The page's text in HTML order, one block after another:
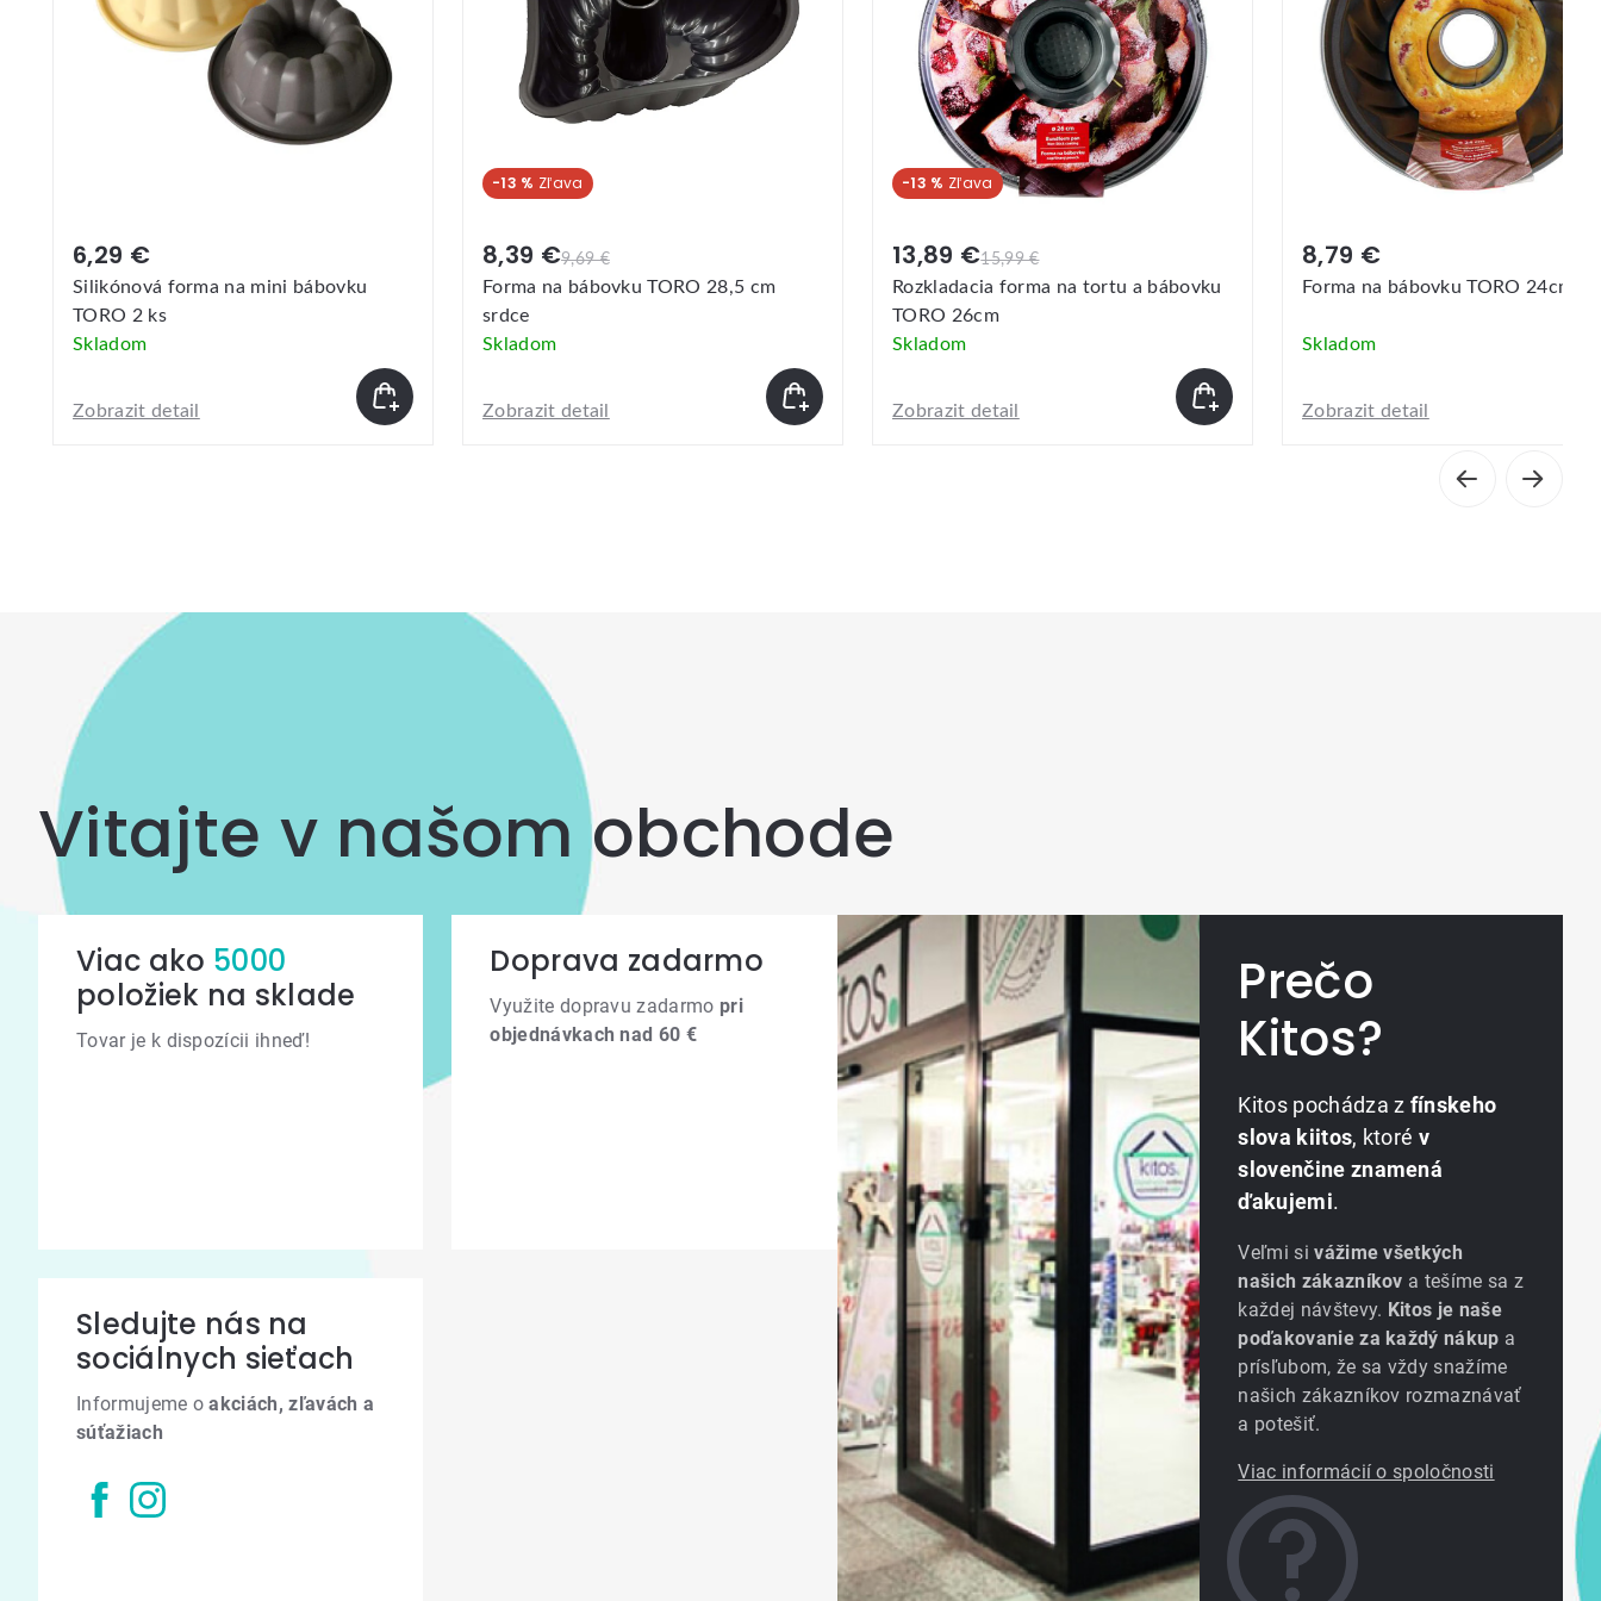
6,29 €
Silikónová forma na mini bábovku
TORO 2 ks
Skladom
Zobrazit detail
-13 %
9,69 €
8,39 €
Forma na bábovku TORO 28,5 cm
srdce
Skladom
Zobrazit detail
-13 %
15,99 €
13,89 €
Rozkladacia forma na tortu a bábovku
TORO 26cm
Skladom
Zobrazit detail
8,79 €
Forma na bábovku TORO 24cm
Skladom
Zobrazit detail
Vitajte v našom obchode
Viac ako 5000
položiek na sklade
Tovar je k dispozícii ihneď!
Doprava zadarmo
Využite dopravu zadarmo pri
objednávkach nad 60 €
Sledujte nás na
sociálnych sieťach
Informujeme oakciách, zľavách a
súťažiach
Prečo
Kitos?
Kitos pochádza z fínskeho
slova kiitos, ktoré v
slovenčine znamená
ďakujemi.
Veľmi sivážime všetkých
našich zákazníkov a tešíme sa z
každej návštevy. Kitos je naše
poďakovanie za každý nákup a
prísľubom, že sa vždy snažíme
našich zákazníkov rozmaznávať
a potešiť.
Viac informácií o spoločnosti